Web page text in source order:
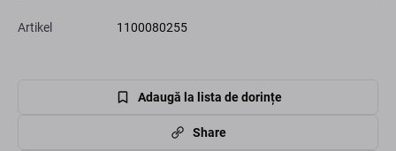
Artikel 1100080255
Adaugă la lista de dorințe
Share